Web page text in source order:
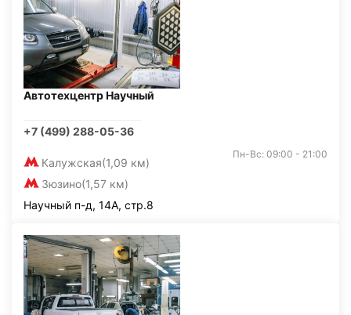
Автотехцентр Научный
+7 (499) 288-05-36
Калужская(1,09 км)
Зюзино(1,57 км)
Пн-Вс: 09:00 - 21:00
Научный п-д, 14А, стр.8